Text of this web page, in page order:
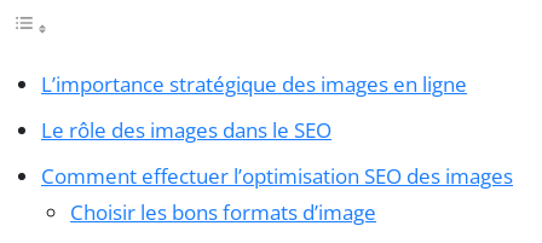
L’importance stratégique des images en ligne
Le rôle des images dans le SEO
Comment effectuer l’optimisation SEO des images
Choisir les bons formats d’image